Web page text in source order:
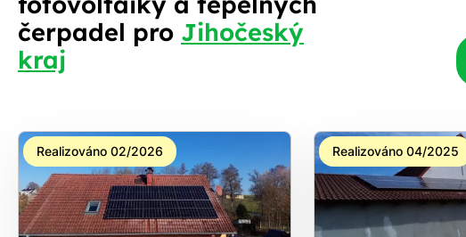
Stačí
nic
čerpadel pro Jihočeský
kraj
Realizováno 02/2026 Realizováno 04/2025